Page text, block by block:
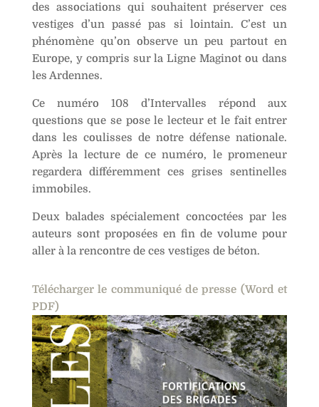
des associations qui souhaitent préserver ces
vestiges d’un passé pas si lointain. C’est un
phénomène qu’on observe un peu partout en
Europe, y compris sur la Ligne Maginot ou dans
les Ardennes.
Ce numéro 108 d’Intervalles répond aux
questions que se pose le lecteur et le fait entrer
dans les coulisses de notre défense nationale.
Après la lecture de ce numéro, le promeneur
regardera différemment ces grises sentinelles
immobiles.
Deux balades spécialement concoctées par les
auteurs sont proposées en fin de volume pour
aller à la rencontre de ces vestiges de béton.
Télécharger le communiqué de presse (Word et
PDF)